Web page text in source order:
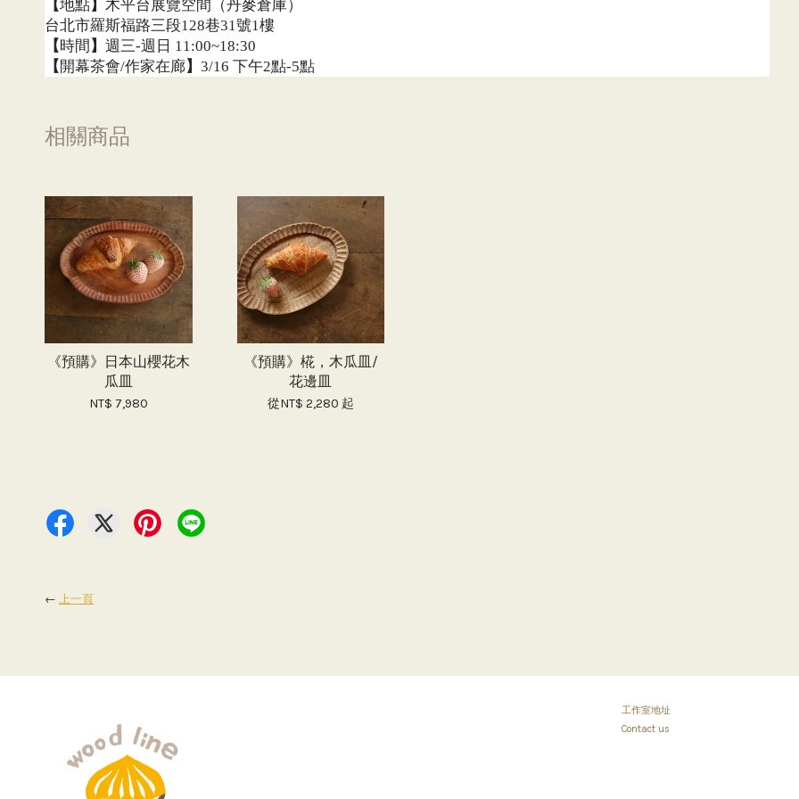
【地點】 木平台展覽空間（丹麥倉庫）
台北市羅斯福路三段128巷31號1樓
【時間 】 週三-週日 11:00~18:30
【 開幕茶會/作家在廊】 3/16 下午2點-5點
相關商品
《預購》日本山櫻花木
瓜皿
NT$ 7,980
《預購》椛，木瓜皿/
花邊皿
從NT$ 2,280 起
← 上一頁
工作室地址
Contact us